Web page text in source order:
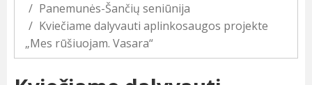
Panemunės-Šančių seniūnija
Kviečiame dalyvauti aplinkosaugos projekte
„Mes rūšiuojam. Vasara“